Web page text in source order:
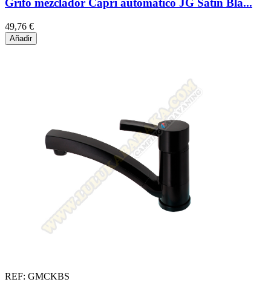
Grifo mezclador Capri automático JG Satin Bla...
49,76 €
Añadir
REF: GMCKBS